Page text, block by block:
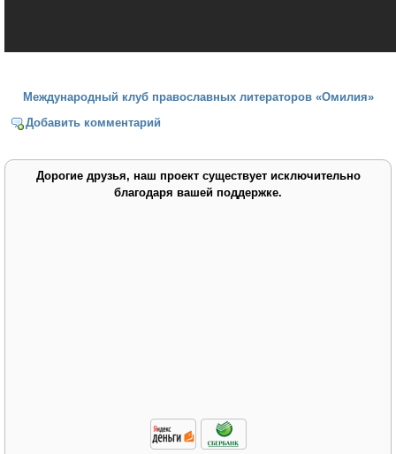
Международный клуб православных литераторов «Омилия»
Добавить комментарий
Дорогие друзья, наш проект существует исключительно
благодаря вашей поддержке.